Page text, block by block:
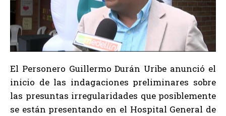
El Personero Guillermo Durán Uribe anunció el
inicio de las indagaciones preliminares sobre
las presuntas irregularidades que posiblemente
se están presentando en el Hospital General de